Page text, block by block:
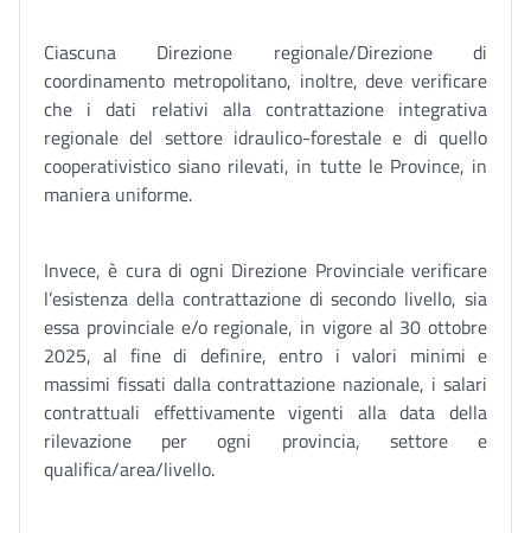
Ciascuna Direzione regionale/Direzione di
coordinamento metropolitano, inoltre, deve verificare
che i dati relativi alla contrattazione integrativa
regionale del settore idraulico-forestale e di quello
cooperativistico siano rilevati, in tutte le Province, in
maniera uniforme.
Invece, è cura di ogni Direzione Provinciale verificare
l’esistenza della contrattazione di secondo livello, sia
essa provinciale e/o regionale, in vigore al 30 ottobre
2025, al fine di definire, entro i valori minimi e
massimi fissati dalla contrattazione nazionale, i salari
contrattuali effettivamente vigenti alla data della
rilevazione per ogni provincia, settore e
qualifica/area/livello.